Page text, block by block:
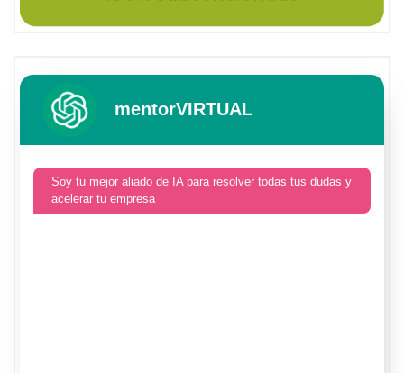
mentorVIRTUAL
Soy tu mejor aliado de IA para resolver todas tus dudas y
acelerar tu empresa